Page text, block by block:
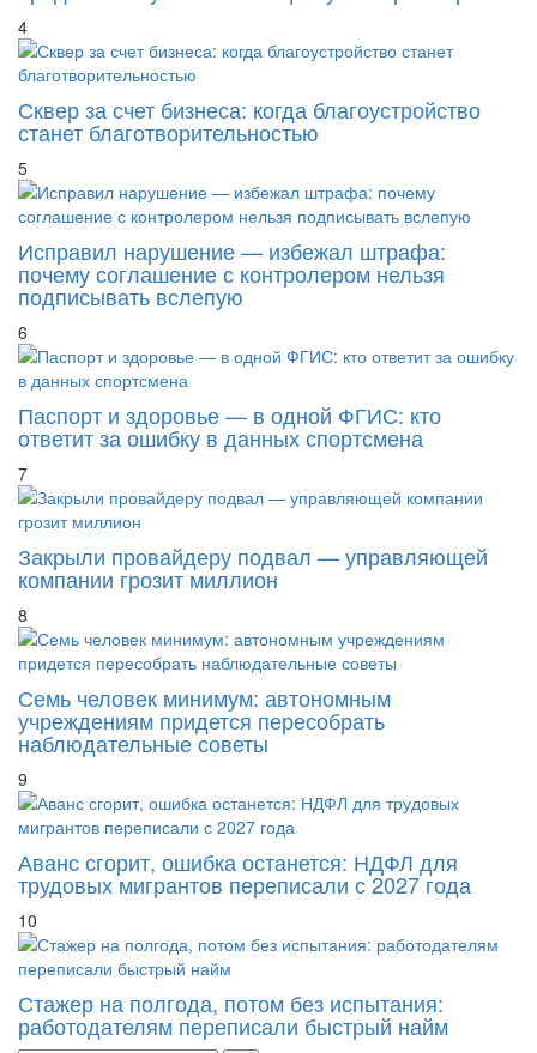
4
Сквер за счет бизнеса: когда благоустройство
станет благотворительностью
5
Исправил нарушение — избежал штрафа:
почему соглашение с контролером нельзя
подписывать вслепую
6
Паспорт и здоровье — в одной ФГИС: кто
ответит за ошибку в данных спортсмена
7
Закрыли провайдеру подвал — управляющей
компании грозит миллион
8
Семь человек минимум: автономным
учреждениям придется пересобрать
наблюдательные советы
9
Аванс сгорит, ошибка останется: НДФЛ для
трудовых мигрантов переписали с 2027 года
10
Стажер на полгода, потом без испытания:
работодателям переписали быстрый найм